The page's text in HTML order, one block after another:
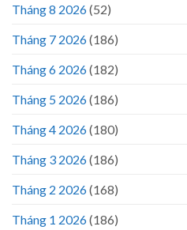
Tháng 8 2026(52)
Tháng 7 2026(186)
Tháng 6 2026(182)
Tháng 5 2026(186)
Tháng 4 2026(180)
Tháng 3 2026(186)
Tháng 2 2026(168)
Tháng 1 2026(186)